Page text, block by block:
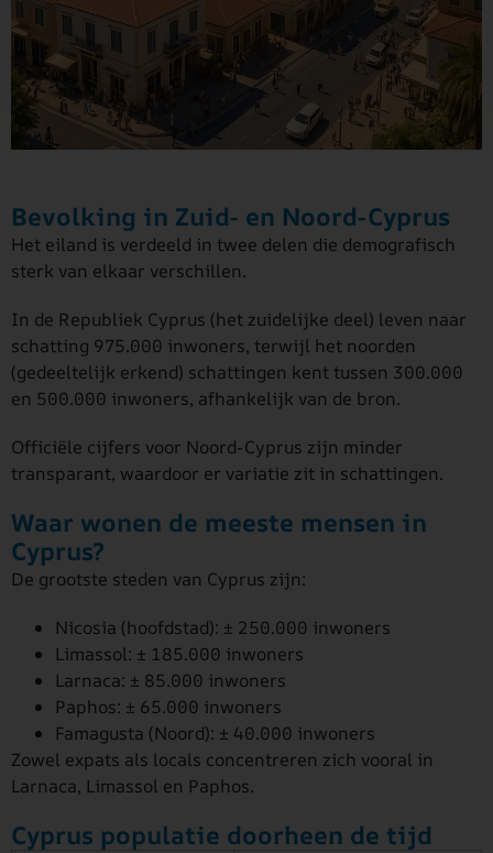
Bevolking in Zuid- en Noord-Cyprus
Het eiland is verdeeld in twee delen die demografisch
sterk van elkaar verschillen.
In de Republiek Cyprus (het zuidelijke deel) leven naar
schatting 975.000 inwoners, terwijl het noorden
(gedeeltelijk erkend) schattingen kent tussen 300.000
en 500.000 inwoners, afhankelijk van de bron.
Officiële cijfers voor Noord-Cyprus zijn minder
transparant, waardoor er variatie zit in schattingen.
Waar wonen de meeste mensen in
Cyprus?
De grootste steden van Cyprus zijn:
Nicosia (hoofdstad): ± 250.000 inwoners
Limassol: ± 185.000 inwoners
Larnaca: ± 85.000 inwoners
Paphos: ± 65.000 inwoners
Famagusta (Noord): ± 40.000 inwoners
Zowel expats als locals concentreren zich vooral in
Larnaca, Limassol en Paphos.
Cyprus populatie doorheen de tijd